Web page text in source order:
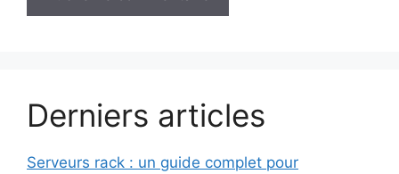
Derniers articles
Serveurs rack : un guide complet pour